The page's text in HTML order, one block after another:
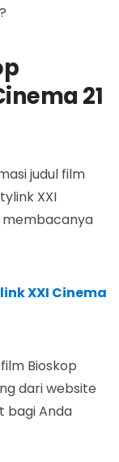
21
judul film
XXI
membacanya
XXI Cinema
Bioskop
dari website
bagi Anda